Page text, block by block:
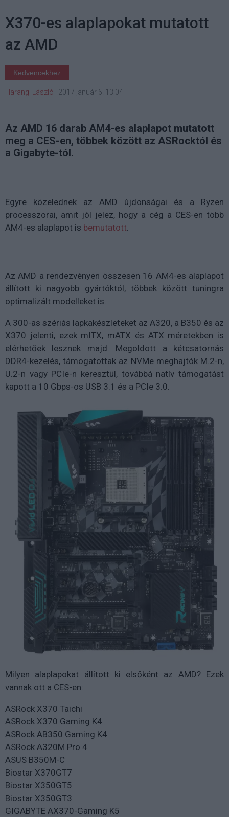
X370-es alaplapokat mutatott
az AMD
Kedvencekhez
Harangi László 2017 január 6. 13:04
Az AMD 16 darab AM4-es alaplapot mutatott
meg a CES-en, többek között az ASRocktól és
a Gigabyte-tól.
Egyre közelednek az AMD újdonságai és a Ryzen
processzorai, amit jól jelez, hogy a cég a CES-en több
AM4-es alaplapot is bemutatott
Az AMD a rendezvényen összesen 16 AM4-es alaplapot
állított ki nagyobb gyártóktól, többek között tuningra
optimalizált modelleket is.
A 300-as szériás lapkakészleteket az A320, a B350 és az
X370 jelenti, ezek mITX, mATX és ATX méretekben is
elérhetőek lesznek majd. Megoldott a kétcsatornás
DDR4-kezelés, támogatottak az NVMe meghajtók M.2-n,
U.2-n vagy PCIe-n keresztül, továbbá natív támogatást
kapott a 10 Gbps-os USB 3.1 és a PCIe 3.0.
Milyen alaplapokat állított ki elsőként az AMD? Ezek
vannak ott a CES-en:
ASRock X370 Taichi
ASRock X370 Gaming K4
ASRock AB350 Gaming K4
ASRock A320M Pro 4
ASUS B350M-C
Biostar X370GT7
Biostar X350GT5
Biostar X350GT3
GIGABYTE AX370-Gaming K5